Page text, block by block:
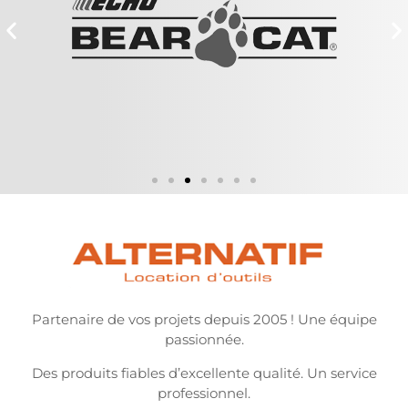
Partenaire de vos projets depuis 2005 ! Une équipe
passionnée.
Des produits fiables d’excellente qualité. Un service
professionnel.